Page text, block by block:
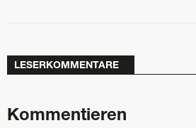
LESERKOMMENTARE
Kommentieren